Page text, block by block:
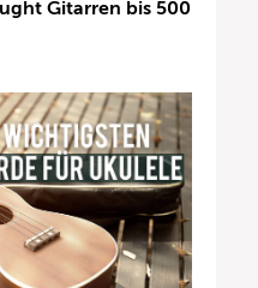
Gitarren bis 500